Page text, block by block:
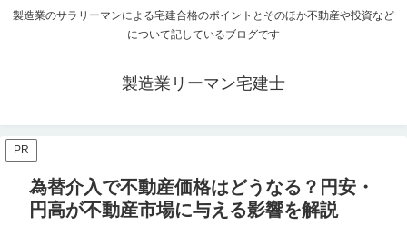
製造業のサラリーマンによる宅建合格のポイントとそのほか不動産や投資など
について記しているブログです
製造業リーマン宅建士
PR
為替介入で不動産価格はどうなる？円安・
円高が不動産市場に与える影響を解説